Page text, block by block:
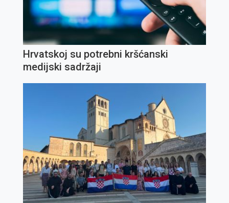
Hrvatskoj su potrebni kršćanski
medijski sadržaji